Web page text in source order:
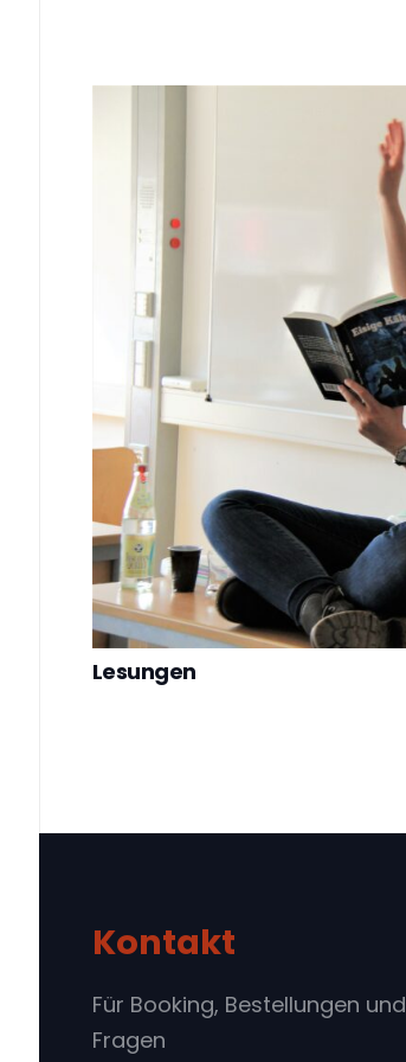
Lesungen
Kontakt
Für Booking, Bestellungen und
Fragen